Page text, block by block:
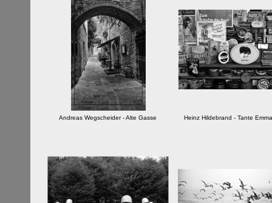
Andreas Wegscheider - Alte Gasse Heinz Hildebrand - Tante